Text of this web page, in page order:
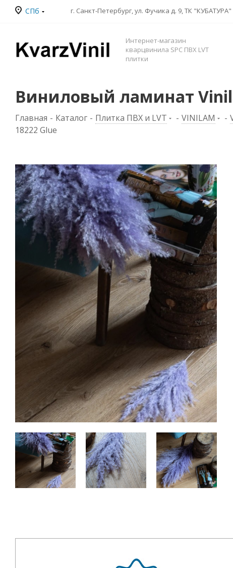
СПб
Интернет-магазин
кварцвинила SPC ПВХ LVT
плитки
Виниловый ламинат
Главная - Каталог - Плитка ПВХ и LVT - VINILAM -
18222 Glue